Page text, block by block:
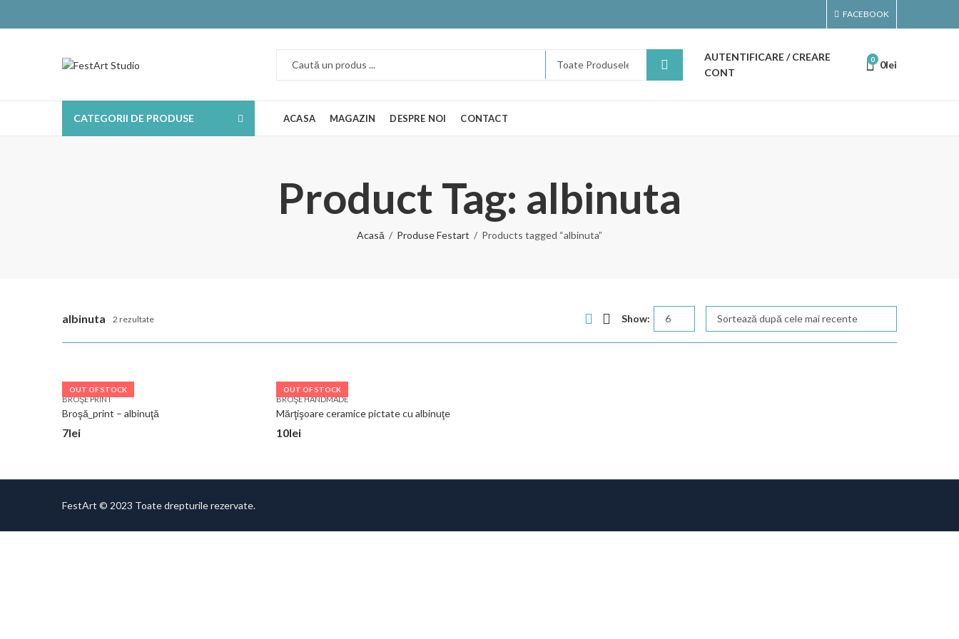
FACEBOOK
AUTENTIFICARE / CREARE
CONT
0 0lei
CATEGORII DE PRODUSE ACASA MAGAZIN DESPRE NOI CONTACT
Product Tag: albinuta
Acasă Produse Festart Products tagged “albinuta”
albinuta 2 rezultate Show:
OUT OF STOCK
BROŞE PRINT
Broşă_print – albinuţă
7lei
OUT OF STOCK
BROŞE HANDMADE
Mărţişoare ceramice pictate cu albinuţe
10lei
FestArt © 2023 Toate drepturile rezervate.